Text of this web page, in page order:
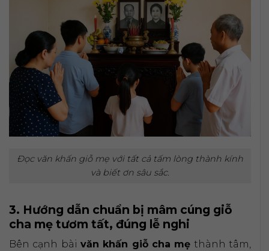
Đọc văn khấn giỗ mẹ với tất cả tấm lòng thành kính
và biết ơn sâu sắc.
3. Hướng dẫn chuẩn bị mâm cúng giỗ
cha mẹ tươm tất, đúng lễ nghi
Bên cạnh bài văn khấn giỗ cha mẹ thành tâm,